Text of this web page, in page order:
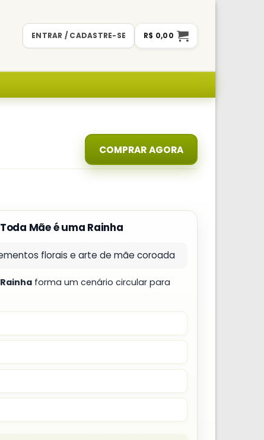
ENTRAR / CADASTRE-SE R$ 0,00
COMPRAR AGORA
Mãe é uma Rainha
florais e arte de mãe coroada
forma um cenário circular para